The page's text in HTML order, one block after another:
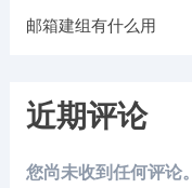
邮箱建组有什么用
近期评论
您尚未收到任何评论。